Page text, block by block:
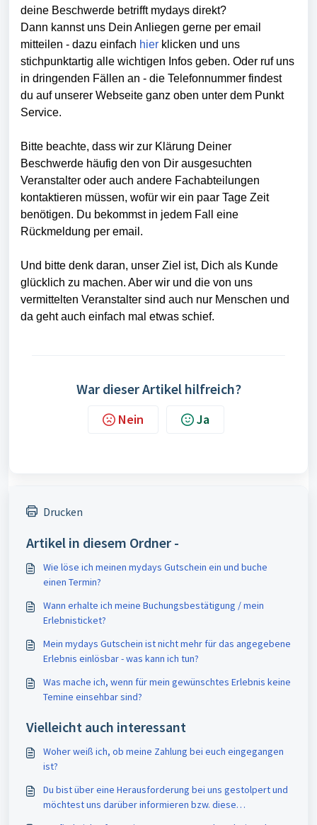
deine Beschwerde betrifft mydays direkt?
Dann kannst uns Dein Anliegen gerne per email
mitteilen - dazu einfach hier klicken und uns
stichpunktartig alle wichtigen Infos geben. Oder ruf uns
in dringenden Fällen an - die Telefonnummer findest
du auf unserer Webseite ganz oben unter dem Punkt
Service.
Bitte beachte, dass wir zur Klärung Deiner
Beschwerde häufig den von Dir ausgesuchten
Veranstalter oder auch andere Fachabteilungen
kontaktieren müssen, wofür wir ein paar Tage Zeit
benötigen. Du bekommst in jedem Fall eine
Rückmeldung per email.
Und bitte denk daran, unser Ziel ist, Dich als Kunde
glücklich zu machen. Aber wir und die von uns
vermittelten Veranstalter sind auch nur Menschen und
da geht auch einfach mal etwas schief.
War dieser Artikel hilfreich?
Nein Ja
Drucken
Artikel in diesem Ordner -
Wie löse ich meinen mydays Gutschein ein und buche
einen Termin?
Wann erhalte ich meine Buchungsbestätigung / mein
Erlebnisticket?
Mein mydays Gutschein ist nicht mehr für das angegebene
Erlebnis einlösbar - was kann ich tun?
Was mache ich, wenn für mein gewünschtes Erlebnis keine
Temine einsehbar sind?
Vielleicht auch interessant
Woher weiß ich, ob meine Zahlung bei euch eingegangen
ist?
Du bist über eine Herausforderung bei uns gestolpert und
möchtest uns darüber informieren bzw. diese